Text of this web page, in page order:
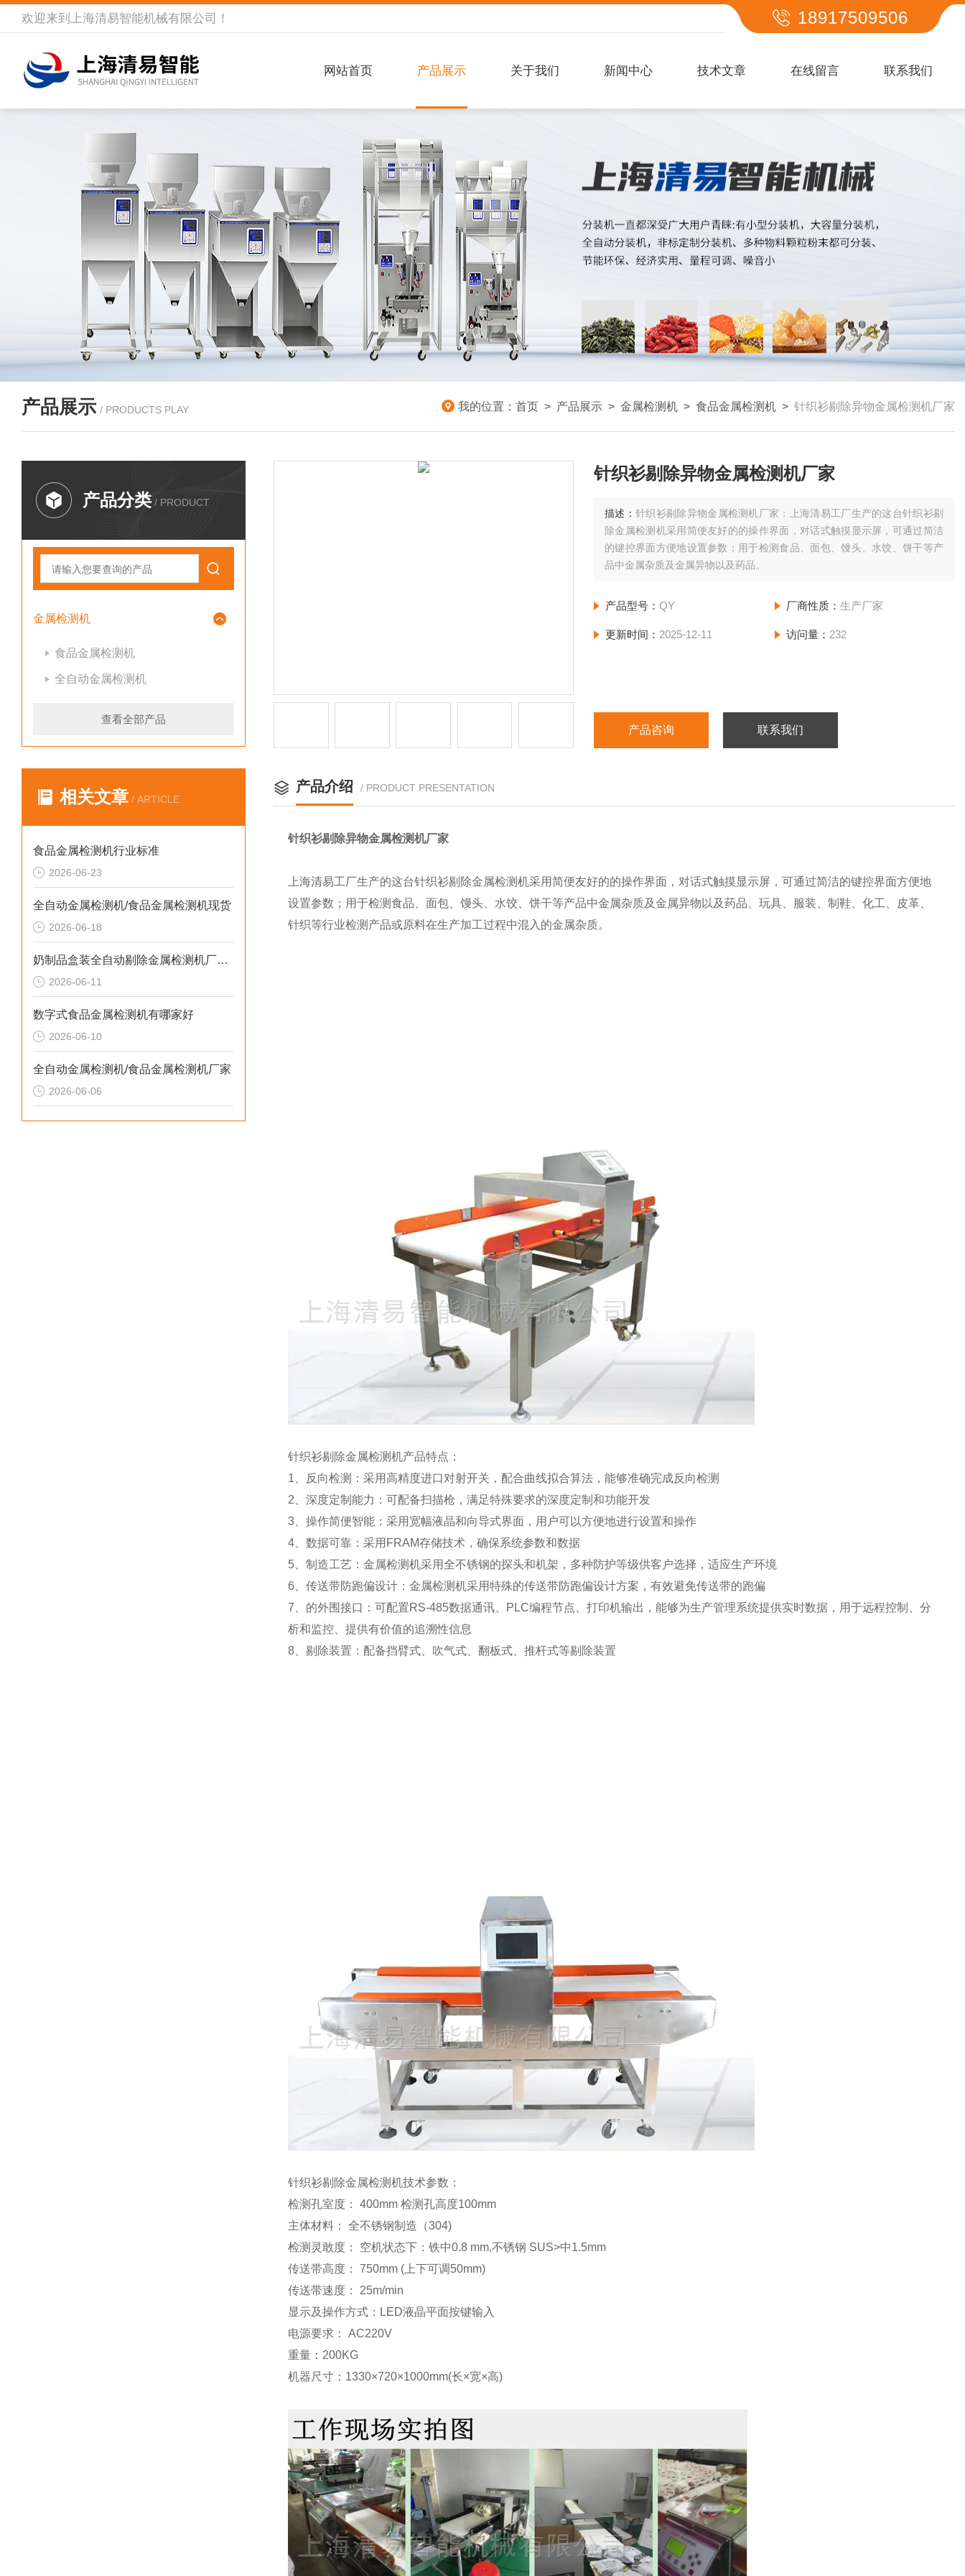
欢迎来到 上海清易智能机械有限公司 ！ 18917509506
网站首页 产品展示 关于我们 新闻中心 技术文章 在线留言 联系我们
产品展示 / PRODUCTS PLAY 我的位置： 首页 > 产品展示 > 金属检测机 > 食品金属检测机 > 针织衫剔除异物金属检测机厂家
产品分类 / PRODUCT
金属检测机
食品金属检测机
全自动金属检测机
查看全部产品
相关文章 / ARTICLE
食品金属检测机行业标准
2026-06-23
全自动金属检测机/食品金属检测机现货
2026-06-18
奶制品盒装全自动剔除金属检测机厂家生产
2026-06-11
数字式食品金属检测机有哪家好
2026-06-10
全自动金属检测机/食品金属检测机厂家
2026-06-06
针织衫剔除异物金属检测机厂家
描述：针织衫剔除异物金属检测机厂家：上海清易工厂生产的这台针织衫剔
除金属检测机采用简便友好的的操作界面，对话式触摸显示屏，可通过简洁
的键控界面方便地设置参数；用于检测食品、面包、馒头、水饺、饼干等产
品中金属杂质及金属异物以及药品。
产品型号：QY 厂商性质： 生产厂家
更新时间： 2025-12-11 访问量： 232
产品咨询 联系我们
产品介绍 / PRODUCT PRESENTATION
针织衫剔除异物金属检测机厂家
上海清易工厂生产的这台针织衫剔除金属检测机采用简便友好的的操作界面，对话式触摸显示屏，可通过简洁的键控界面方便地
设置参数；用于检测食品、面包、馒头、水饺、饼干等产品中金属杂质及金属异物以及药品、玩具、服装、制鞋、化工、皮革、
针织等行业检测产品或原料在生产加工过程中混入的金属杂质。
针织衫剔除金属检测机产品特点：
1、反向检测：采用高精度进口对射开关，配合曲线拟合算法，能够准确完成反向检测
2、深度定制能力：可配备扫描枪，满足特殊要求的深度定制和功能开发
3、操作简便智能：采用宽幅液晶和向导式界面，用户可以方便地进行设置和操作
4、数据可靠：采用FRAM存储技术，确保系统参数和数据
5、制造工艺：金属检测机采用全不锈钢的探头和机架，多种防护等级供客户选择，适应生产环境
6、传送带防跑偏设计：金属检测机采用特殊的传送带防跑偏设计方案，有效避免传送带的跑偏
7、的外围接口：可配置RS-485数据通讯、PLC编程节点、打印机输出，能够为生产管理系统提供实时数据，用于远程控制、分
析和监控、提供有价值的追溯性信息
8、剔除装置：配备挡臂式、吹气式、翻板式、推杆式等剔除装置
针织衫剔除金属检测机技术参数：
检测孔室度： 400mm 检测孔高度100mm
主体材料： 全不锈钢制造（304)
检测灵敢度： 空机状态下：铁中0.8 mm,不锈钢 SUS>中1.5mm
传送带高度： 750mm (上下可调50mm)
传送带速度： 25m/min
显示及操作方式：LED液晶平面按键输入
电源要求： AC220V
重量：200KG
机器尺寸：1330×720×1000mm(长×宽×高)